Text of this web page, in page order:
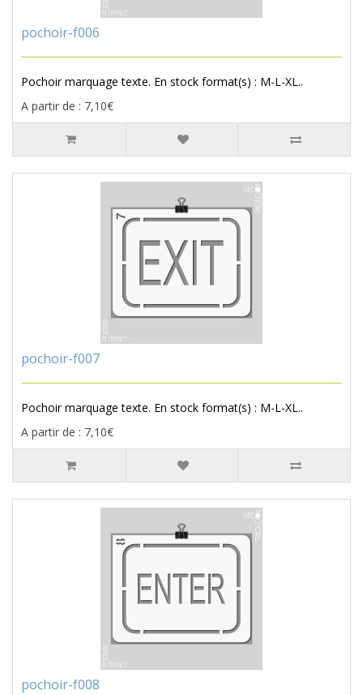
pochoir-f006
Pochoir marquage texte. En stock format(s) : M-L-XL..
A partir de : 7,10€
pochoir-f007
Pochoir marquage texte. En stock format(s) : M-L-XL..
A partir de : 7,10€
pochoir-f008